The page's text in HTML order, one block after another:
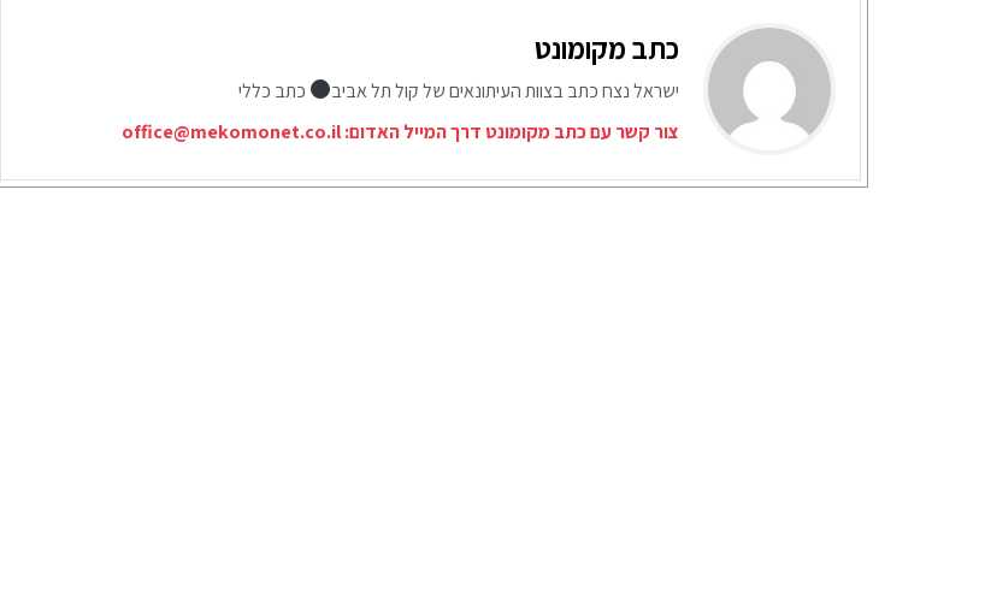
כתב מקומונט
ישראל נצח כתב בצוות העיתונאים של קול תל אביב
כתב כללי
צור קשר עם כתב מקומונט דרך המייל האדום:office@mekomonet.co.il